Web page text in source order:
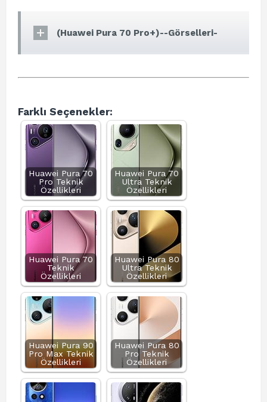
(Huawei Pura 70 Pro+)--Görselleri-
Farklı Seçenekler:
Huawei Pura 70
Pro Teknik
Özellikleri
Huawei Pura 70
Ultra Teknik
Özellikleri
Huawei Pura 70
Teknik
Özellikleri
Huawei Pura 80
Ultra Teknik
Özellikleri
Huawei Pura 90
Pro Max Teknik
Özellikleri
Huawei Pura 80
Pro Teknik
Özellikleri